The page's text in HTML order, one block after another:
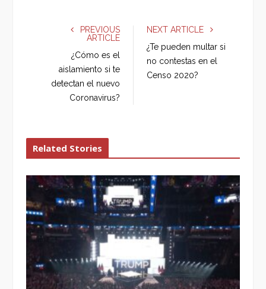
e
o
k
r
g
+
I
PREVIOUS
ARTICLE
¿Cómo es el
aislamiento si te
detectan el nuevo
Coronavirus?
NEXT ARTICLE
¿Te pueden multar si
no contestas en el
Censo 2020?
Related Stories